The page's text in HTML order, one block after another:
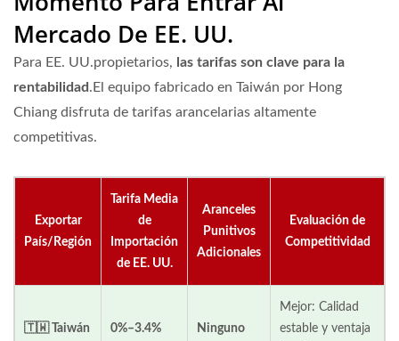
Mercado De EE. UU.
Para EE. UU.propietarios, las tarifas son clave para la
rentabilidad .El equipo fabricado en Taiwán por Hong
Chiang disfruta de tarifas arancelarias altamente
competitivas.
Exportar
País/Región
Tarifa Media
de
Importación
de EE. UU.
Aranceles
Punitivos
Adicionales
Evaluación de
Competitividad
🇹🇼 Taiwán 0%–3.4% Ninguno
Mejor: Calidad
estable y ventaja